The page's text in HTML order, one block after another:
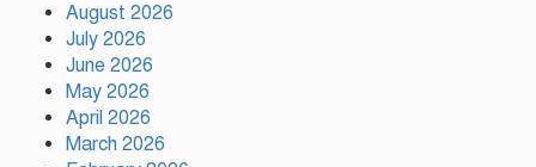
মফিজুল ইসলাম (সুমন) মোতাওয়াল্লী/সেক্রেটারী
August 2026
July 2026
June 2026
May 2026
April 2026
March 2026